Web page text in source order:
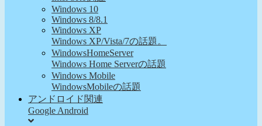
Windows 10
Windows 8/8.1
Windows XP
Windows XP/Vista/7の話題。
WindowsHomeServer
Windows Home Serverの話題
Windows Mobile
WindowsMobileの話題
アンドロイド関連
Google Android